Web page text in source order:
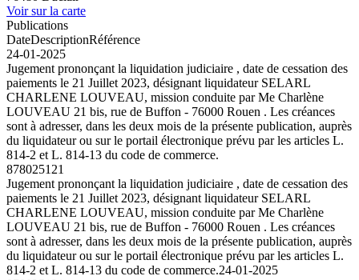
Voir sur la carte
Publications
DateDescriptionRéférence
24-01-2025
Jugement prononçant la liquidation judiciaire , date de cessation des
paiements le 21 Juillet 2023, désignant liquidateur SELARL
CHARLENE LOUVEAU, mission conduite par Me Charlène
LOUVEAU 21 bis, rue de Buffon - 76000 Rouen . Les créances
sont à adresser, dans les deux mois de la présente publication, auprès
du liquidateur ou sur le portail électronique prévu par les articles L.
814-2 et L. 814-13 du code de commerce.
878025121
Jugement prononçant la liquidation judiciaire , date de cessation des
paiements le 21 Juillet 2023, désignant liquidateur SELARL
CHARLENE LOUVEAU, mission conduite par Me Charlène
LOUVEAU 21 bis, rue de Buffon - 76000 Rouen . Les créances
sont à adresser, dans les deux mois de la présente publication, auprès
du liquidateur ou sur le portail électronique prévu par les articles L.
814-2 et L. 814-13 du code de commerce.24-01-2025